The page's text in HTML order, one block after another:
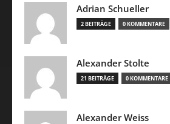
Adrian Schueller
2 BEITRÄGE 0 KOMMENTARE
Alexander Stolte
21 BEITRÄGE 0 KOMMENTARE
Alexander Weiss